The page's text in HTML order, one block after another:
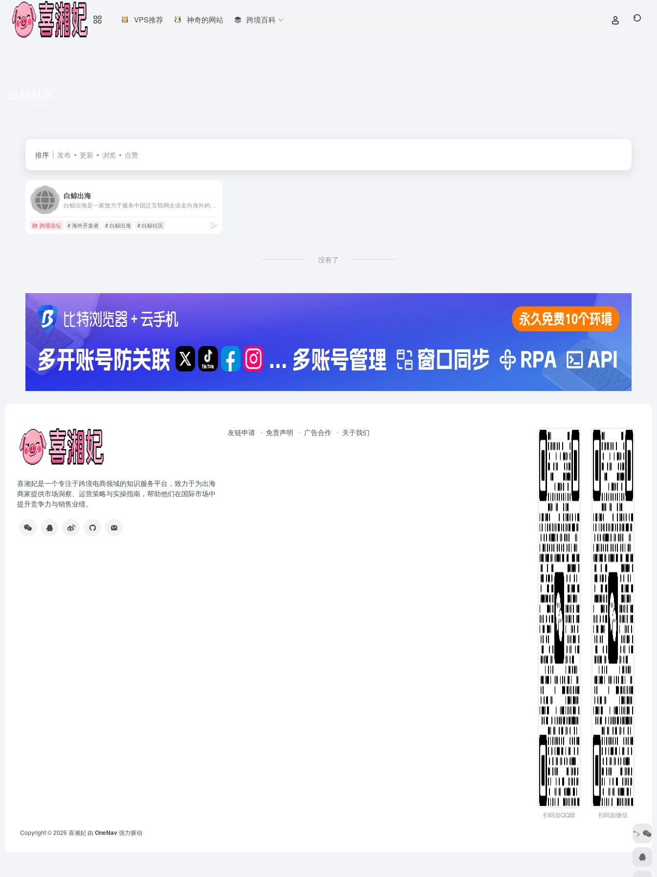
VPS推荐 神奇的网站 跨境百科
排序 发布 更新 浏览 点赞
白鲸出海
跨境论坛 # 海外开发者 # 白鲸出海 # 白鲸社区
没有了
喜湘妃是一个专注于跨境电商领域的知识服务平台，致力于为出海
商家提供市场洞察、运营策略与实操指南，帮助他们在国际市场中
提升竞争力与销售业绩。
友链申请 免责声明 广告合作 关于我们
扫码加QQ群 扫码加微信
Copyright © 2026 喜湘妃 由 OneNav强力驱动 ">